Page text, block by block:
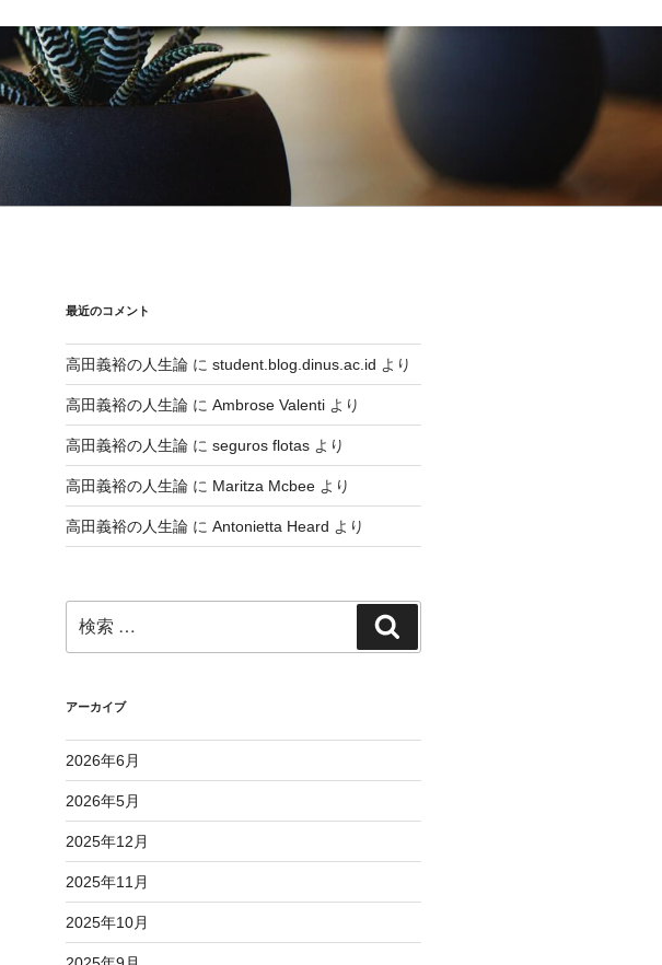
最近のコメント
高田義裕の人生論に student.blog.dinus.ac.id より
高田義裕の人生論に Ambrose Valentiより
高田義裕の人生論に seguros flotasより
高田義裕の人生論に Maritza Mcbeeより
高田義裕の人生論に Antonietta Heard より
索:
索
アーカイブ
2026年6月
2026年5月
2025年12月
2025年11月
2025年10月